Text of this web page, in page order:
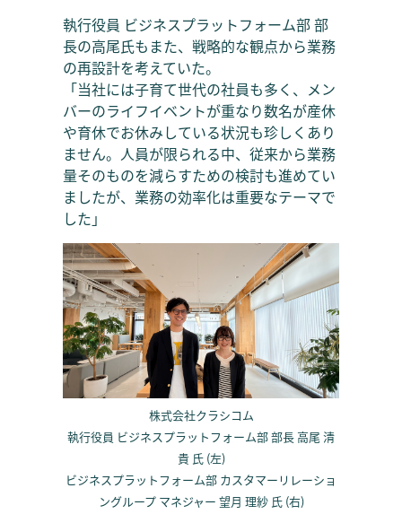
執行役員 ビジネスプラットフォーム部 部
長の高尾氏もまた、戦略的な観点から業務
の再設計を考えていた。
「当社には子育て世代の社員も多く、メン
バーのライフイベントが重なり数名が産休
や育休でお休みしている状況も珍しくあり
ません。人員が限られる中、従来から業務
量そのものを減らすための検討も進めてい
ましたが、業務の効率化は重要なテーマで
した」
株式会社クラシコム
執行役員 ビジネスプラットフォーム部 部長 高尾 清
貴 氏 (左)
ビジネスプラットフォーム部 カスタマーリレーショ
ングループ マネジャー 望月 理紗 氏 (右)